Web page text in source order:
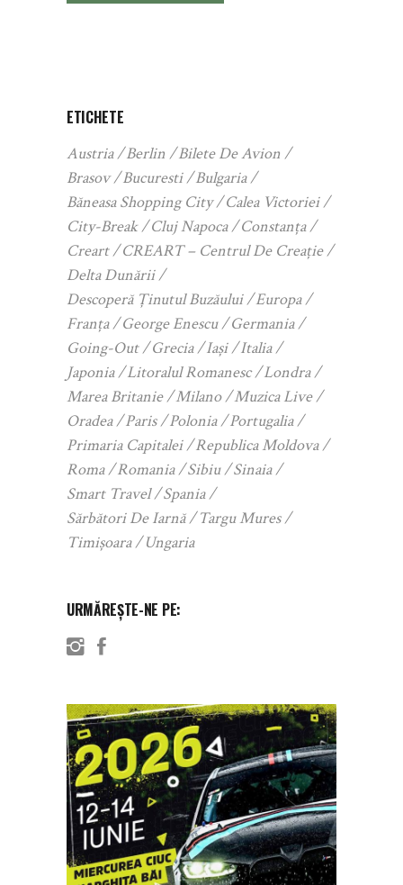
ETICHETE
Austria Berlin
Bilete De Avion
Brasov
Bucuresti
Bulgaria
Băneasa Shopping City
Calea Victoriei
City-Break
Cluj Napoca
Constanța
Creart
CREART – Centrul De Creație
Delta Dunării
Descoperă Ținutul Buzăului
Europa
Franța
George Enescu
Germania
Going-Out
Grecia Iași
Italia
Japonia
Litoralul Romanesc
Londra
Marea Britanie
Milano
Muzica Live
Oradea
Paris Polonia
Portugalia
Primaria Capitalei
Republica Moldova
Roma
Romania Sibiu
Sinaia
Smart Travel
Spania
Sărbători De Iarnă
Targu Mures
Timișoara
Ungaria
URMĂREȘTE-NE PE: